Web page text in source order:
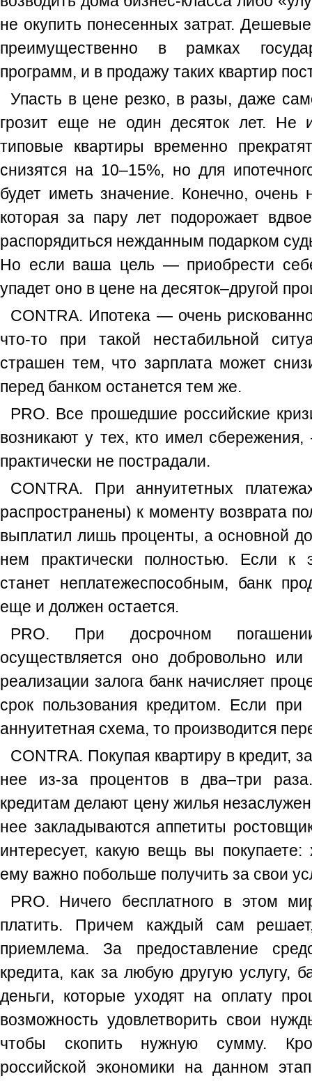
не окупить понесенных затрат.
преимущественно в рамках
программ, и в продажу таких квартир
Упасть в цене резко, в разы, даже
грозит еще не один десяток лет. Не
типовые квартиры временно
снизятся на 10–15%, но для
будет иметь значение. Конечно, очень
которая за пару лет подорожает
распорядиться нежданным подарком
Но если ваша цель — приобрести
упадет оно в цене на десяток–другой
CONTRA. Ипотека — очень
что-то при такой нестабильной
страшен тем, что зарплата может
перед банком останется тем же.
PRO. Все прошедшие российские
возникают у тех, кто имел
практически не пострадали.
CONTRA. При аннуитетных
распространены) к моменту возврата
выплатил лишь проценты, а основной
нем практически полностью. Если к
станет неплатежеспособным, банк
еще и должен остается.
PRO. При досрочном
осуществляется оно добровольно или
реализации залога банк начисляет
срок пользования кредитом. Если при
аннуитетная схема, то производится
CONTRA. Покупая квартиру в кредит,
нее из-за процентов в два–три
кредитам делают цену жилья
нее закладываются аппетиты
интересует, какую вещь вы
ему важно побольше получить за свои
PRO. Ничего бесплатного в этом
платить. Причем каждый сам
приемлема. За предоставление
кредита, как за любую другую услугу,
деньги, которые уходят на оплату
возможность удовлетворить свои
чтобы скопить нужную сумму.
российской экономики на данном